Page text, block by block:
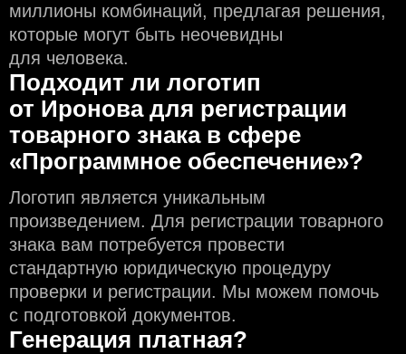
миллионы комбинаций, предлагая решения,
которые могут быть неочевидны
для человека.
Подходит ли логотип
от Иронова для регистрации
товарного знака в сфере
«Программное обеспечение»?
Логотип является уникальным
произведением. Для регистрации товарного
знака вам потребуется провести
стандартную юридическую процедуру
проверки и регистрации. Мы можем помочь
с подготовкой документов.
Генерация платная?